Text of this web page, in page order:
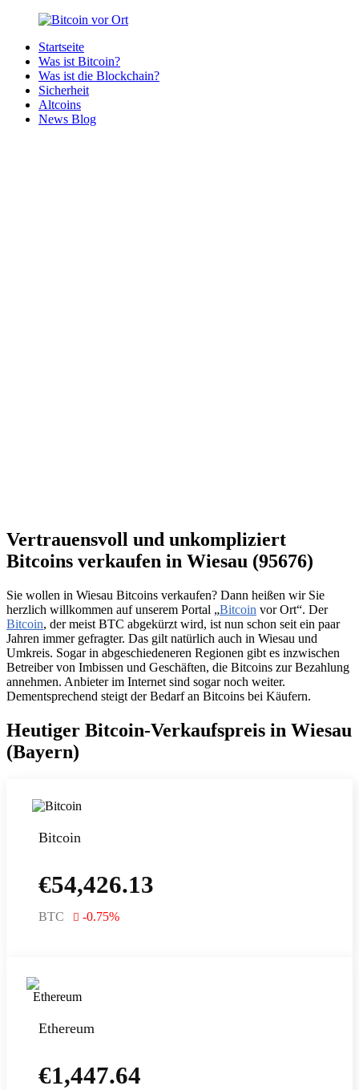
Zurück
Inhalt
Bitcoin
Bitcoins
deiner
Region
Startseite
Was ist Bitcoin?
Was ist die Blockchain?
Sicherheit
Altcoins
News Blog
Vertrauensvoll und unkompliziert
Bitcoins verkaufen in Wiesau (95676)
Sie wollen in Wiesau Bitcoins verkaufen? Dann heißen wir Sie
herzlich willkommen auf unserem Portal „Bitcoin vor Ort“. Der
Bitcoin, der meist BTC abgekürzt wird, ist nun schon seit ein paar
Jahren immer gefragter. Das gilt natürlich auch in Wiesau und
Umkreis. Sogar in abgeschiedeneren Regionen gibt es inzwischen
Betreiber von Imbissen und Geschäften, die Bitcoins zur Bezahlung
annehmen. Anbieter im Internet sind sogar noch weiter.
Dementsprechend steigt der Bedarf an Bitcoins bei Käufern.
Heutiger Bitcoin-Verkaufspreis in Wiesau
(Bayern)
Bitcoin
€54,426.13
BTC -0.75%
Ethereum
€1,447.64